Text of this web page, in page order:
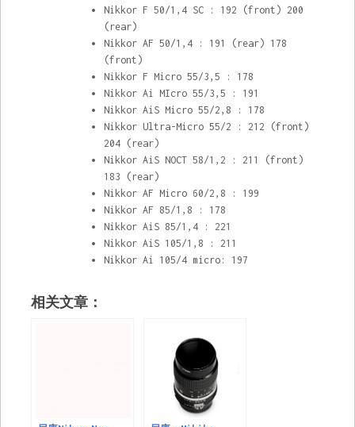
Nikkor F 50/1,4 SC : 192 (front) 200
(rear)
Nikkor AF 50/1,4 : 191 (rear) 178
(front)
Nikkor F Micro 55/3,5 : 178
Nikkor Ai MIcro 55/3,5 : 191
Nikkor AiS Micro 55/2,8 : 178
Nikkor Ultra-Micro 55/2 : 212 (front)
204 (rear)
Nikkor AiS NOCT 58/1,2 : 211 (front)
183 (rear)
Nikkor AF Micro 60/2,8 : 199
Nikkor AF 85/1,8 : 178
Nikkor AiS 85/1,4 : 221
Nikkor AiS 105/1,8 : 211
Nikkor Ai 105/4 micro: 197
相关文章：